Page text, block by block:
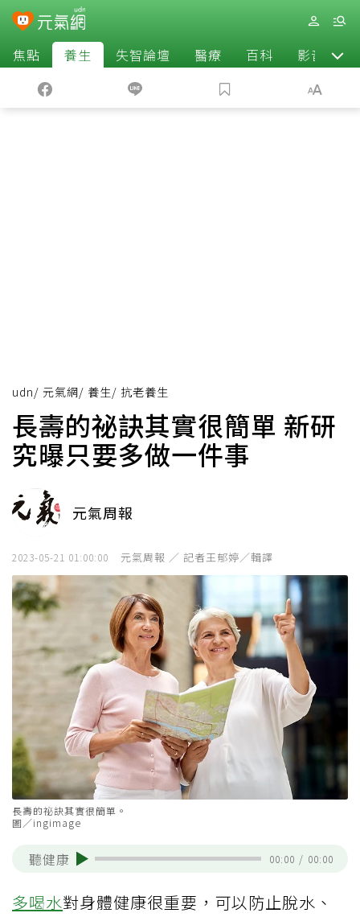
焦點 養生 失智論壇 醫療 百科 影音
udn/ 元氣網/ 養生/ 抗老養生
長壽的祕訣其實很簡單 新研
究曝只要多做一件事
元氣周報
2023-05-21 01:00:00 元氣周報 ／ 記者王郁婷／輯譯
長壽的祕訣其實很簡單。
圖／ingimage
聽健康 00:00 / 00:00
多喝水對身體健康很重要，可以防止脫水、